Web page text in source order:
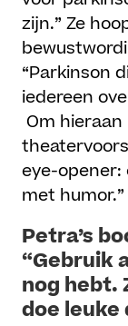
zijn.” Ze
“Parkinson
iedereen
Om
eye-opener:
met humor.”
Petra’s
“Gebruik
nog hebt.
doe leuke